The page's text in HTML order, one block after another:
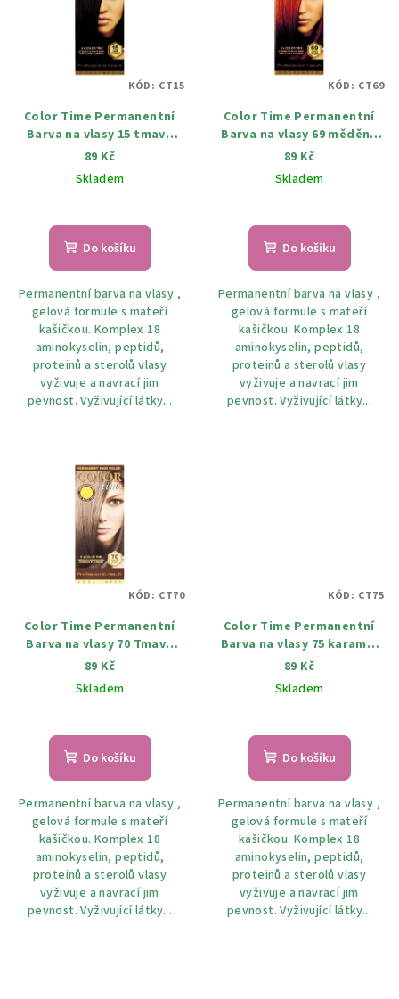
Color Time Permanentní
Barva na vlasy 15 tmavá
čokoláda 100 ml
89 Kč
Skladem
Do košíku
Permanentní barva na vlasy ,
gelová formule s mateří
kašičkou. Komplex 18
aminokyselin, peptidů,
proteinů a sterolů vlasy
vyživuje a navrací jim
pevnost. Vyživující látky...
KÓD: CT15
Color Time Permanentní
Barva na vlasy 69 měděná
vášeň 100 ml
89 Kč
Skladem
Do košíku
Permanentní barva na vlasy ,
gelová formule s mateří
kašičkou. Komplex 18
aminokyselin, peptidů,
proteinů a sterolů vlasy
vyživuje a navrací jim
pevnost. Vyživující látky...
KÓD: CT69
Color Time Permanentní
Barva na vlasy 70 Tmavě
popelová blond 100ml
89 Kč
Skladem
Do košíku
Permanentní barva na vlasy ,
gelová formule s mateří
kašičkou. Komplex 18
aminokyselin, peptidů,
proteinů a sterolů vlasy
vyživuje a navrací jim
pevnost. Vyživující látky...
KÓD: CT70
Color Time Permanentní
Barva na vlasy 75 karamel
100 ml
89 Kč
Skladem
Do košíku
Permanentní barva na vlasy ,
gelová formule s mateří
kašičkou. Komplex 18
aminokyselin, peptidů,
proteinů a sterolů vlasy
vyživuje a navrací jim
pevnost. Vyživující látky...
KÓD: CT75